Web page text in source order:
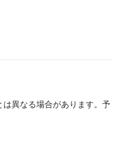
異なる場合があります。予